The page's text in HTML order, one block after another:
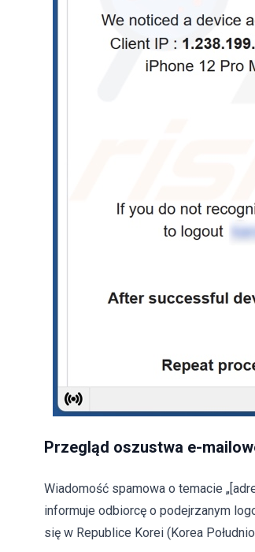
Przegląd oszustwa e-
Wiadomość spamowa o temacie
informuje odbiorcę o podejrzanym
się w Republice Korei (Korea